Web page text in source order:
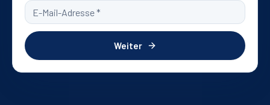
Weiter